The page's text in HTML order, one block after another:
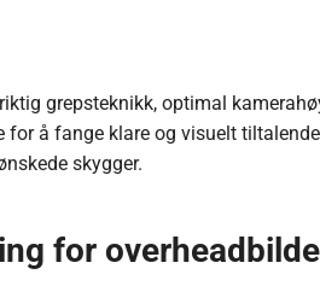
grepsteknikk, optimal
for å fange klare og visuelt
skygger.
for